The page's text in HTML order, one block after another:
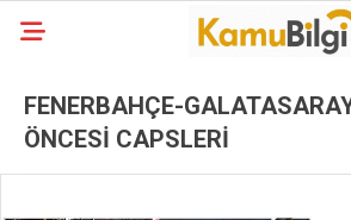
FENERBAHÇE-
ÖNCESİ CAPSLERİ